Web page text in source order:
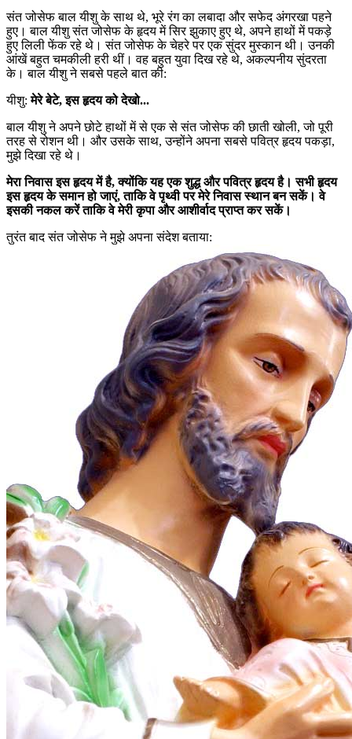
संत जोसेफ बाल यीशु के साथ थे, भूरे रंग का लबादा और सफेद अंगरखा पहने
हुए। बाल यीशु संत जोसेफ के हृदय में सिर झुकाए हुए थे, अपने हाथों में पकड़े
हुए लिली फेंक रहे थे। संत जोसेफ के चेहरे पर एक सुंदर मुस्कान थी। उनकी
आंखें बहुत चमकीली हरी थीं। वह बहुत युवा दिख रहे थे, अकल्पनीय सुंदरता
के। बाल यीशु ने सबसे पहले बात की:
यीशु:मेरे बेटे, इस हृदय को देखो...
बाल यीशु ने अपने छोटे हाथों में से एक से संत जोसेफ की छाती खोली, जो पूरी
तरह से रोशन थी। और उसके साथ, उन्होंने अपना सबसे पवित्र हृदय पकड़ा,
मुझे दिखा रहे थे।
मेरा निवास इस हृदय में है, क्योंकि यह एक शुद्ध और पवित्र हृदय है। सभी हृदय
इस हृदय के समान हो जाएं, ताकि वे पृथ्वी पर मेरे निवास स्थान बन सकें। वे
इसकी नकल करें ताकि वे मेरी कृपा और आशीर्वाद प्राप्त कर सकें।
तुरंत बाद संत जोसेफ ने मुझे अपना संदेश बताया: